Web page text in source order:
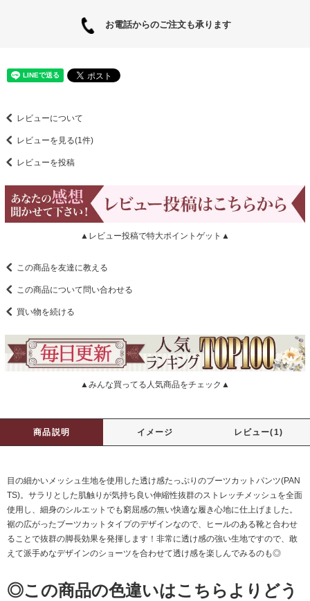
お電話からのご注文も承ります
レビューについて
レビューを見る(1件)
レビューを投稿
▲レビュー投稿で特大ポイントゲット▲
この商品を友達に教える
この商品について問い合わせる
買い物を続ける
▲みんな買ってる人気商品をチェック▲
商品説明 イメージ レビュー(1)
目の細かいメッシュ生地を使用した透け感たっぷりのブーツカットパンツ(PAN
TS)。サラリとした肌触りが気持ち良い伸縮性抜群のストレッチメッシュを全面
使用し、細身のシルエットでも窮屈感の無い快適な履き心地に仕上げました。
裾の広がったブーツカットタイプのデザインなので、ヒールのある靴と合わせ
ることで抜群の脚長効果を発揮します！非常に透け感の強い生地ですので、敢
えて派手めなデザインのショーツを合わせて透け感を楽しんでみるのも◎
◎この商品の色違いはこちらよりどう